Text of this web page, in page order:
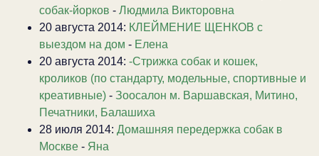
собак-йорков - Людмила Викторовна
20 августа 2014: КЛЕЙМЕНИЕ ЩЕНКОВ с
выездом на дом - Елена
20 августа 2014: -Стрижка собак и кошек,
кроликов (по стандарту, модельные, спортивные и
креативные) - Зоосалон м. Варшавская, Митино,
Печатники, Балашиха
28 июля 2014: Домашняя передержка собак в
Москве - Яна